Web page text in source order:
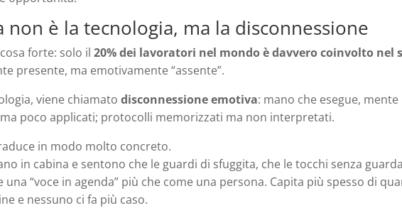
è la tecnologia, ma la disconnessione
forte: solo il20% dei lavoratori nel mondo è davvero coinvolto nel
presente, ma emotivamente “assente”.
viene chiamatodisconnessione emotiva: mano che esegue, mente
poco applicati; protocolli memorizzati ma non interpretati.
in modo molto concreto.
in cabina e sentono che le guardi di sfuggita, che le tocchi senza
“voce in agenda” più che come una persona. Capita più spesso di
e nessuno ci fa più caso.